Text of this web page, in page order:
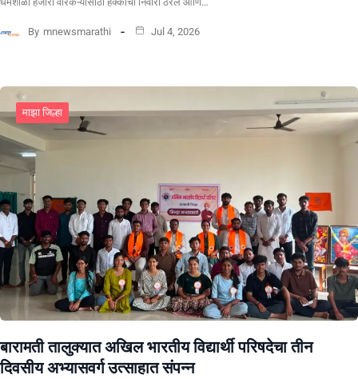
By mnewsmarathi Jul 4, 2026
माझा जिल्हा
बारामती तालुक्यात अखिल भारतीय विद्यार्थी परिषदेचा तीन
दिवसीय अभ्यासवर्ग उत्साहात संपन्न